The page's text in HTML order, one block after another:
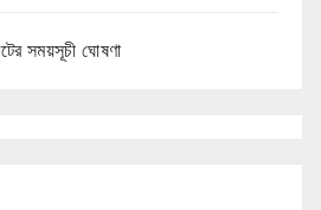
সময়সূচী ঘোষণা